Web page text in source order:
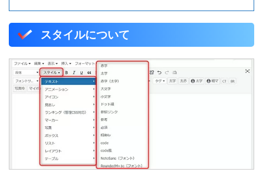
スタイルについて